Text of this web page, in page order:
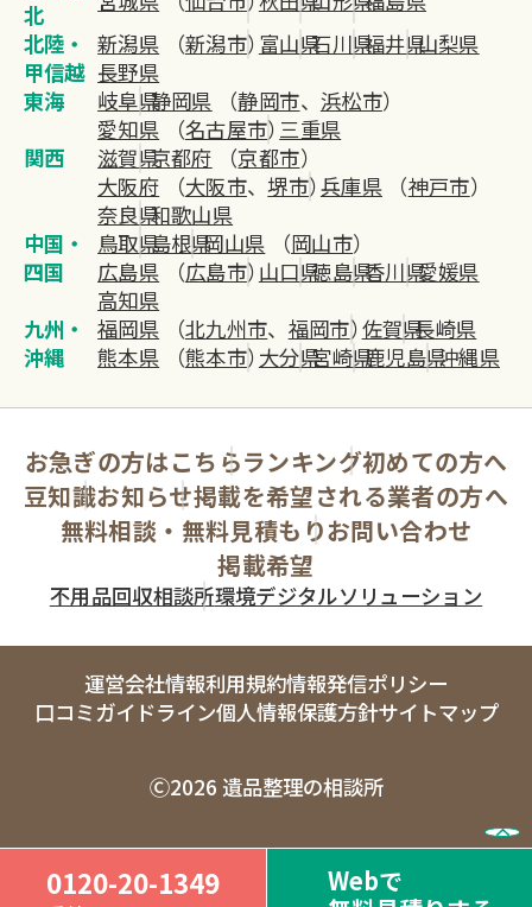
0120-20-1349
Webで
北
北陸・
甲信越
新潟県 （新潟市）富山県石川県福井県山梨県
長野県
東海
岐阜県静岡県 （静岡市、 浜松市）
愛知県 （名古屋市）三重県
関西
滋賀県京都府 （京都市）
大阪府 （大阪市、堺市）兵庫県（神戸市）
奈良県和歌山県
中国・
四国
鳥取県島根県岡山県 （岡山市）
広島県 （広島市）山口県徳島県香川県愛媛県
高知県
九州・
沖縄
福岡県 （北九州市、 福岡市）佐賀県長崎県
熊本県 （熊本市）大分県宮崎県鹿児島県沖縄県
お急ぎの方はこちらランキング初めての方へ
豆知識お知らせ掲載を希望される業者の方へ
無料相談・無料見積もりお問い合わせ
掲載希望
不用品回収相談所環境デジタルソリューション
運営会社情報利用規約情報発信ポリシー
口コミガイドライン個人情報保護方針サイトマップ
Ⓒ2026 遺品整理の相談所